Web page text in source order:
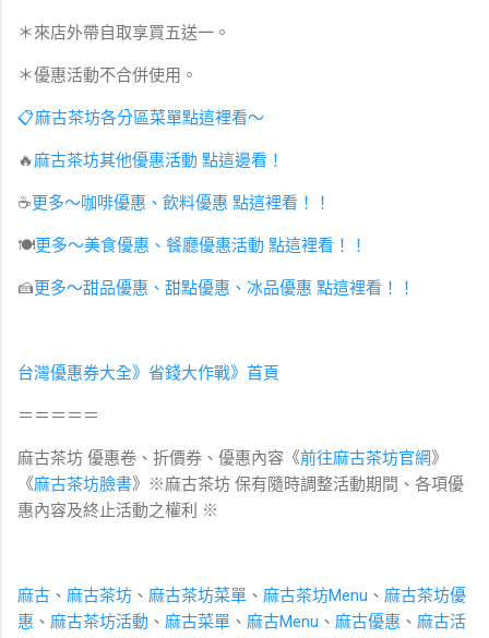
＊來店外帶自取享買五送一。
＊優惠活動不合併使用。
📋麻古茶坊各分區菜單點這裡看～
🔥麻古茶坊其他優惠活動 點這邊看！
☕️更多～咖啡優惠、飲料優惠 點這裡看！！
🍽更多～美食優惠、餐廳優惠活動 點這裡看！！
🍰更多～甜品優惠、甜點優惠、冰品優惠 點這裡看！！
台灣優惠券大全》省錢大作戰》首頁
＝＝＝＝＝
麻古茶坊 優惠卷、折價券、優惠內容《前往麻古茶坊官網》
《麻古茶坊臉書》※麻古茶坊 保有隨時調整活動期間、各項優
惠內容及終止活動之權利
※
麻古 、 麻古茶坊 、 麻古茶坊菜單 、 麻古茶坊Menu 、 麻古茶坊優
惠 、 麻古茶坊活動 、 麻古菜單 、 麻古Menu 、 麻古優惠 、 麻古活